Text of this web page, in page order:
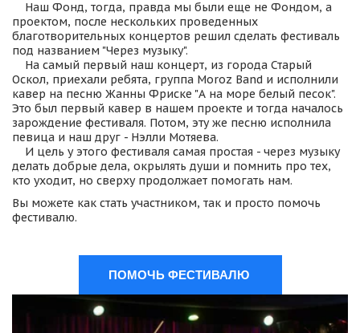
проектом, после нескольких проведенных
благотворительных концертов решил сделать фестиваль
под названием "Через музыку".
Оскол, приехали ребята, группа Moroz Band и исполнили
кавер на песню Жанны Фриске "А на море белый песок".
Это был первый кавер в нашем проекте и тогда началось
зарождение фестиваля. Потом, эту же песню исполнила
певица и наш друг - Нэлли Мотяева.
делать добрые дела, окрылять души и помнить про тех,
кто уходит, но сверху продолжает помогать нам.
Вы можете как стать участником, так и просто помочь
фестивалю.
ПОМОЧЬ ФЕСТИВАЛЮ